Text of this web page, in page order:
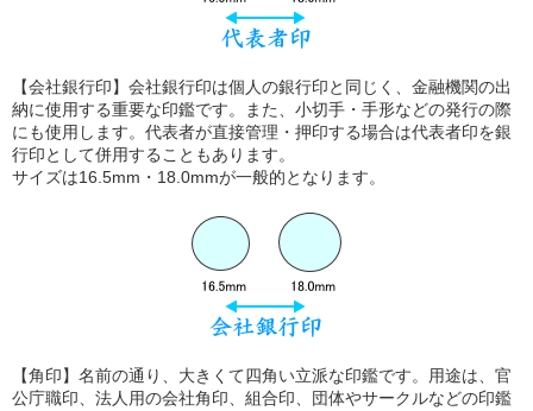
【会社銀行印】会社銀行印は個人の銀行印と同じく、金融機関の出
納に使用する重要な印鑑です。また、小切手・手形などの発行の際
にも使用します。代表者が直接管理・押印する場合は代表者印を銀
行印として併用することもあります。
サイズは16.5mm・18.0mmが一般的となります。
【角印】名前の通り、大きくて四角い立派な印鑑です。用途は、官
公庁職印、法人用の会社角印、組合印、団体やサークルなどの印鑑